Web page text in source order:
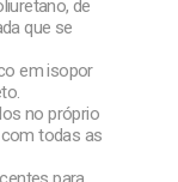
de
que se
em isopor
no próprio
com todas as